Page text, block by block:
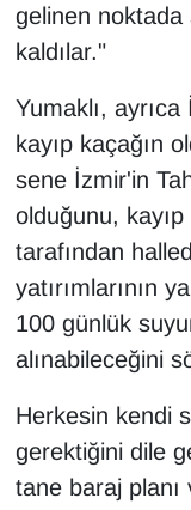
gelinen
kaldılar."
Yumaklı,
kayıp kaçağın
sene İzmir'in
olduğunu,
tarafından
yatırımlarının
100 günlük
alınabileceğini
Herkesin kendi
gerektiğini dile
tane baraj